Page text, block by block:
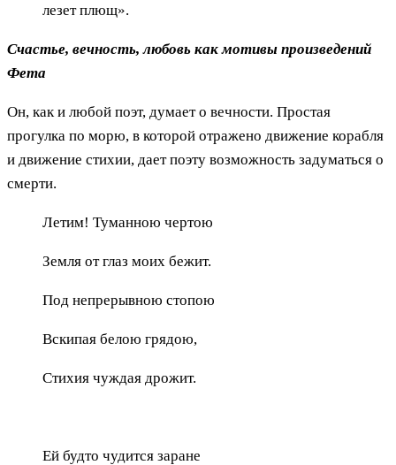
лезет плющ».
Счастье, вечность, любовь как мотивы произведений
Фета
Он, как и любой поэт, думает о вечности. Простая
прогулка по морю, в которой отражено движение корабля
и движение стихии, дает поэту возможность задуматься о
смерти.
Летим! Туманною чертою
Земля от глаз моих бежит.
Под непрерывною стопою
Вскипая белою грядою,
Стихия чуждая дрожит.
Ей будто чудится заране